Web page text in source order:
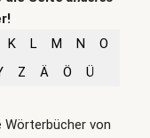
K L M N
O
Z Ä Ö Ü
von